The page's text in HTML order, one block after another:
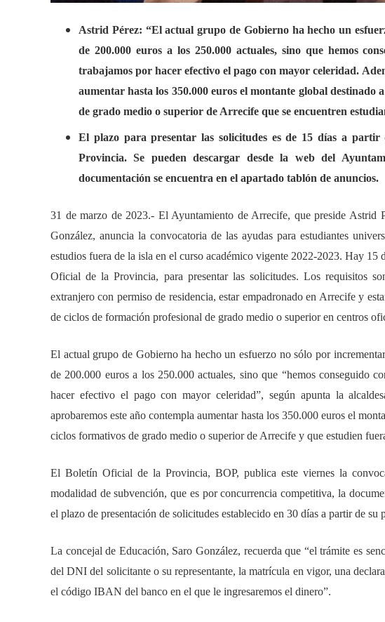
Astrid Pérez: “El actual grupo de Gobierno ha hecho un
de 200.000 euros a los 250.000 actuales, sino que hemos
trabajamos por hacer efectivo el pago con mayor celeridad.
aumentar hasta los 350.000 euros el montante global
de grado medio o superior de Arrecife que se encuentren
El plazo para presentar las solicitudes es de 15 días a
Provincia. Se pueden descargar desde la web del
documentación se encuentra en el apartado tablón de anuncios.
31 de marzo de 2023.- El Ayuntamiento de Arrecife, que preside Astrid
González, anuncia la convocatoria de las ayudas para estudiantes
estudios fuera de la isla en el curso académico vigente 2022-2023. Hay
Oficial de la Provincia, para presentar las solicitudes. Los requisitos
extranjero con permiso de residencia, estar empadronado en Arrecife y
de ciclos de formación profesional de grado medio o superior en centros
El actual grupo de Gobierno ha hecho un esfuerzo no sólo por
de 200.000 euros a los 250.000 actuales, sino que “hemos conseguido
hacer efectivo el pago con mayor celeridad”, según apunta la
aprobaremos este año contempla aumentar hasta los 350.000 euros el
ciclos formativos de grado medio o superior de Arrecife y que estudien
El Boletín Oficial de la Provincia, BOP, publica este viernes la
modalidad de subvención, que es por concurrencia competitiva, la
el plazo de presentación de solicitudes establecido en 30 días a partir de su
La concejal de Educación, Saro González, recuerda que “el trámite es
del DNI del solicitante o su representante, la matrícula en vigor, una
el código IBAN del banco en el que le ingresaremos el dinero”.